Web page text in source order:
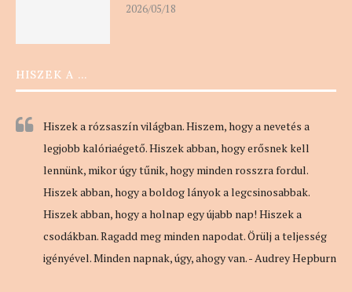
2026/05/18
HISZEK A …
Hiszek a rózsaszín világban. Hiszem, hogy a nevetés a
legjobb kalóriaégető. Hiszek abban, hogy erősnek kell
lennünk, mikor úgy tűnik, hogy minden rosszra fordul.
Hiszek abban, hogy a boldog lányok a legcsinosabbak.
Hiszek abban, hogy a holnap egy újabb nap! Hiszek a
csodákban. Ragadd meg minden napodat. Örülj a teljesség
igényével. Minden napnak, úgy, ahogy van. - Audrey Hepburn